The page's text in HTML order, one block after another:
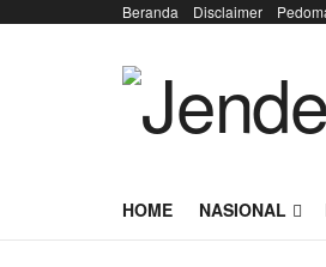
Beranda Disclaimer
HOME NASIONAL